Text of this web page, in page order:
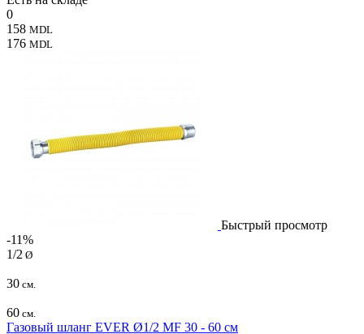
0
158 MDL
176 MDL
Быстрый просмотр
-11%
1/2 Ø
30 см.
60 см.
Газовый шланг EVER Ø1/2 MF 30 - 60 см